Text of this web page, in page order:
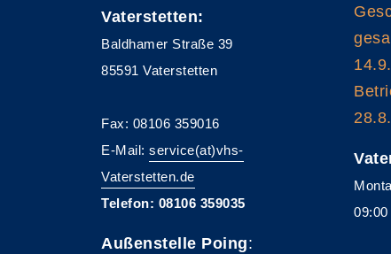
Vaterstetten:
Baldhamer Straße 39
85591 Vaterstetten
Fax: 08106 359016
E-Mail: service(at)vhs-
Vaterstetten.de
Telefon: 08106 359035
Außenstelle Poing: